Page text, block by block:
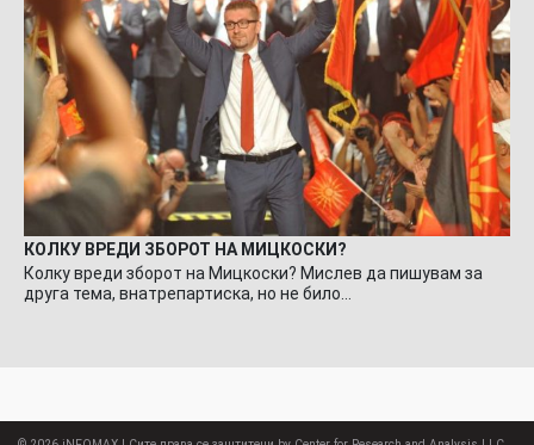
КОЛКУ ВРЕДИ ЗБОРОТ НА МИЦКОСКИ?
Колку вреди зборот на Мицкоски? Мислев да пишувам за
друга тема, внатрепартиска, но не било…